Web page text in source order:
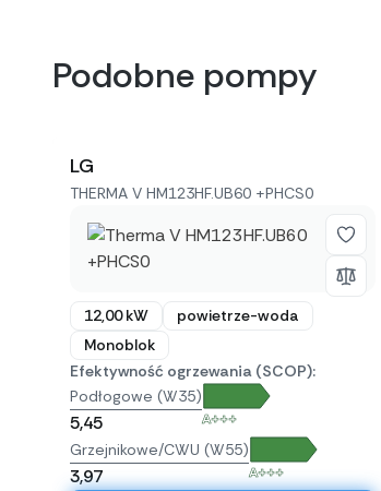
Podobne pompy
LG
THERMA V HM123HF.UB60 +PHCS0
12,00 kW
powietrze-woda
Monoblok
Efektywność ogrzewania (SCOP):
Podłogowe (W35)
5,45 A+++
Grzejnikowe/CWU (W55)
3,97 A+++